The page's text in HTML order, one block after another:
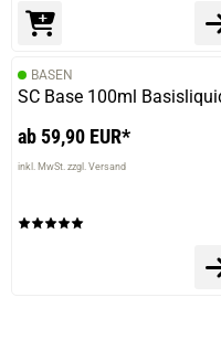
BASEN
SC Base 100ml
ab 59,90 EUR*
inkl. MwSt. zzgl. Versand